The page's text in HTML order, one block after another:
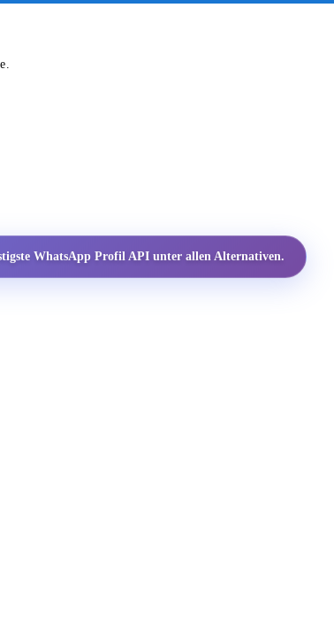
WhatsApp Profil API unter allen Alternativen.